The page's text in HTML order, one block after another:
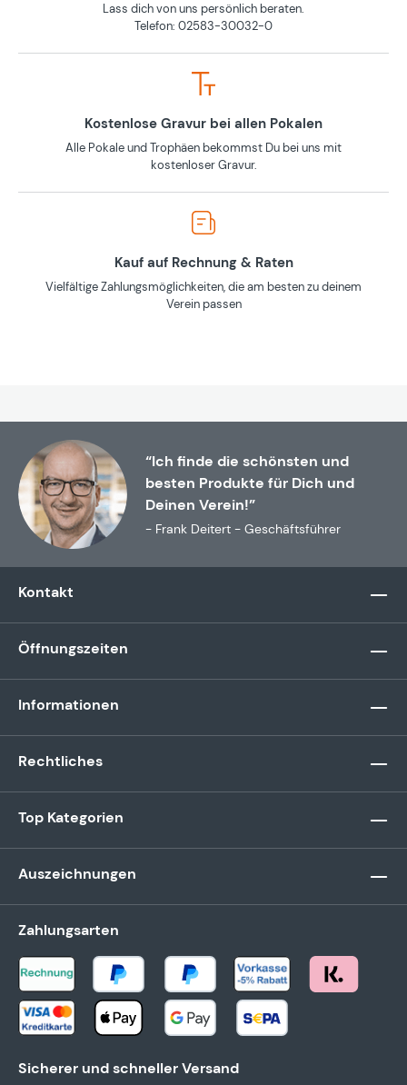
Lass dich von uns persönlich beraten.
Telefon: 02583-30032-0
Kostenlose Gravur bei allen Pokalen
Alle Pokale und Trophäen bekommst Du bei uns mit
kostenloser Gravur.
Kauf auf Rechnung & Raten
Vielfältige Zahlungsmöglichkeiten, die am besten zu deinem
Verein passen
“Ich finde die schönsten und
besten Produkte für Dich und
Deinen Verein!”
- Frank Deitert - Geschäftsführer
Kontakt
Öffnungszeiten
Informationen
Rechtliches
Top Kategorien
Auszeichnungen
Zahlungsarten
Sicherer und schneller Versand